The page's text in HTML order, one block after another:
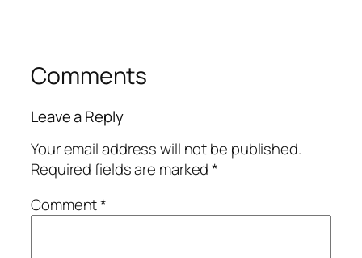
Comments
Leave a Reply
Your email address will not be published.
Required fields are marked*
Comment*